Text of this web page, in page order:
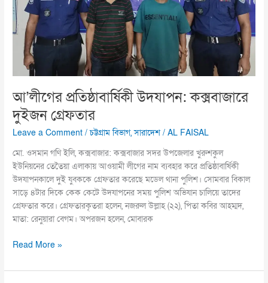
আ’লীগের প্রতিষ্ঠাবার্ষিকী উদযাপন: কক্সবাজারে
দুইজন গ্রেফতার
Leave a Comment /চট্টগ্রাম বিভাগ,সারাদেশ /AL FAISAL
মো. ওসমান গণি ইলি, কক্সবাজার: কক্সবাজার সদর উপজেলার খুরুশকুল
ইউনিয়নের তেতৈয়া এলাকায় আওয়ামী লীগের নাম ব্যবহার করে প্রতিষ্ঠাবার্ষিকী
উদযাপনকালে দুই যুবককে গ্রেফতার করেছে মডেল থানা পুলিশ। সোমবার বিকাল
সাড়ে ৪টার দিকে কেক কেটে উদযাপনের সময় পুলিশ অভিযান চালিয়ে তাদের
গ্রেফতার করে। গ্রেফতারকৃতরা হলেন, নজরুল উল্লাহ (২২), পিতা কবির আহম্মদ,
মাতা: রেনুয়ারা বেগম। অপরজন হলেন, মোবারক
Read More »